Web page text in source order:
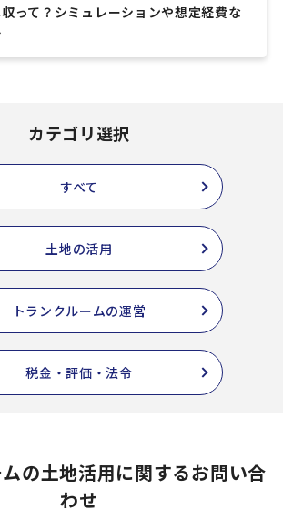
って？シミュレーションや想定経費な
カテゴリ選択
すべて
土地の活用
トランクルームの運営
税金・評価・法令
ムの土地活用に関するお問い合
わせ